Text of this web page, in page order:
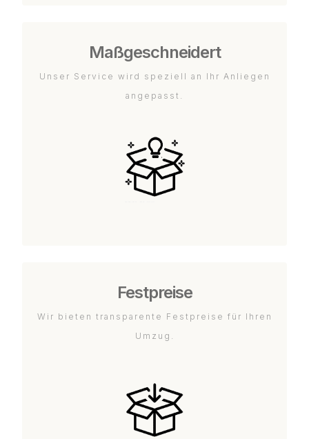
Maßgeschneidert
Unser Service wird speziell an Ihr Anliegen
angepasst.
Festpreise
Wir bieten transparente Festpreise für Ihren
Umzug.